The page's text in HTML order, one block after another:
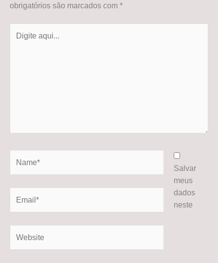
obrigatórios são marcados com *
aqui...
Salvar
meus
dados
neste